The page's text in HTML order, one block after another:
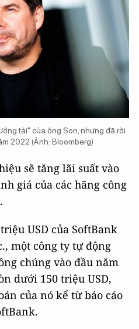
tài" của ông Son, nhưng đã rời
2022 (Ảnh: Bloomberg)
sẽ tăng lãi suất vào
giá của các hãng công
USD của SoftBank
một công ty tự động
chúng vào đầu năm
dưới 150 triệu USD,
của nó kể từ báo cáo